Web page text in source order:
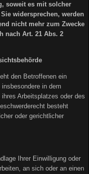
soweit es mit solcher
widersprechen, werden
nicht mehr zum Zwecke
nach Art. 21 Abs. 2
den Betroffenen ein
in dem
Arbeitsplatzes oder des
besteht
oder gerichtlicher
Ihrer Einwilligung oder
an sich oder an einen